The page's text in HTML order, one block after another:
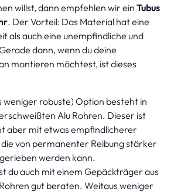
willst, dann empfehlen wir ein Tubus
. Der Vorteil: Das Material hat eine
als auch eine unempfindliche und
dann, wenn du deine
montieren möchtest, ist dieses
weniger robuste) Option besteht in
Alu Rohren. Dieser ist
aber mit etwas empfindlicherer
von permanenter Reibung stärker
werden kann.
du auch mit einem Gepäckträger aus
gut beraten. Weitaus weniger